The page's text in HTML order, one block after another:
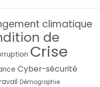
climatique
de
Crise
Cyber-sécurité
Démographie